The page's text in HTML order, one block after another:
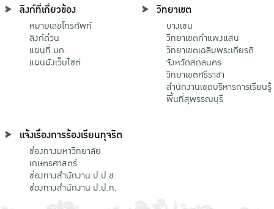
ลิงก์ที่เกี่ยวข้อง
หมายเลขโทรศัพท์
ลิงก์ด่วน
แผนที่ มก.
แผนผังเว็บไซต์
วิทยาเขต
บางเขน
วิทยาเขตกําแพงแสน
วิทยาเขตเฉลิมพระเกียรติ
จังหวัดสกลนคร
วิทยาเขตศรีราชา
สำนักงานเขตบริหารการเรียนรู้
พื้นที่สุพรรณบุรี
แจ้งเรื่องการร้องเรียนทุจริต
ช่องทางมหาวิทยาลัย
เกษตรศาสตร์
ช่องทางสำนักงาน ป.ป.ช.
ช่องทางสำนักงาน ป.ป.ท.